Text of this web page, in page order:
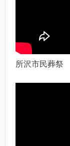
所沢市民葬祭